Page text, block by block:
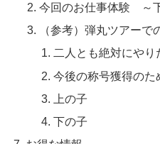
今回のお仕事体験 ～
（参考）弾丸ツアー
二人とも絶対にや
今後の称号獲得の
上の子
下の子